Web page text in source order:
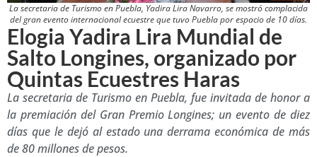
Elogia Yadira Lira Mundial de
Salto Longines, organizado por
Quintas Ecuestres Haras
La secretaria de Turismo en Puebla, fue invitada de honor a
la premiación del Gran Premio Longines; un evento de diez
días que le dejó al estado una derrama económica de más
de 80 millones de pesos.
La secretaria de Turismo en Puebla, Yadira Lira Navarro, se mostró complacida
del gran evento internacional ecuestre que tuvo Puebla por espacio de 10 días.